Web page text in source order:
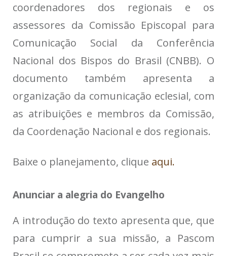
coordenadores dos regionais e os
assessores da Comissão Episcopal para
Comunicação Social da Conferência
Nacional dos Bispos do Brasil (CNBB). O
documento também apresenta a
organização da comunicação eclesial, com
as atribuições e membros da Comissão,
da Coordenação Nacional e dos regionais.
Baixe o planejamento, clique aqui.
Anunciar a alegria do Evangelho
A introdução do texto apresenta que, que
para cumprir a sua missão, a Pascom